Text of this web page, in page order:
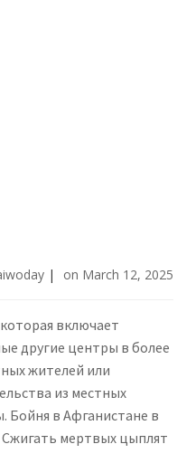
| on March 12, 2025
включает
другие центры в более
жителей или
из местных
Бойня в Афганистане в
Сжигать мертвых цыплят